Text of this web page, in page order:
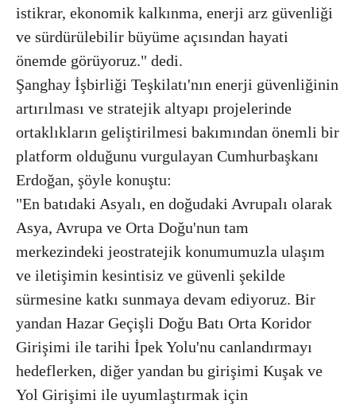
istikrar, ekonomik kalkınma, enerji arz güvenliği
ve sürdürülebilir büyüme açısından hayati
önemde görüyoruz." dedi.
Şanghay İşbirliği Teşkilatı'nın enerji güvenliğinin
artırılması ve stratejik altyapı projelerinde
ortaklıkların geliştirilmesi bakımından önemli bir
platform olduğunu vurgulayan Cumhurbaşkanı
Erdoğan, şöyle konuştu:
"En batıdaki Asyalı, en doğudaki Avrupalı olarak
Asya, Avrupa ve Orta Doğu'nun tam
merkezindeki jeostratejik konumumuzla ulaşım
ve iletişimin kesintisiz ve güvenli şekilde
sürmesine katkı sunmaya devam ediyoruz. Bir
yandan Hazar Geçişli Doğu Batı Orta Koridor
Girişimi ile tarihi İpek Yolu'nu canlandırmayı
hedeflerken, diğer yandan bu girişimi Kuşak ve
Yol Girişimi ile uyumlaştırmak için